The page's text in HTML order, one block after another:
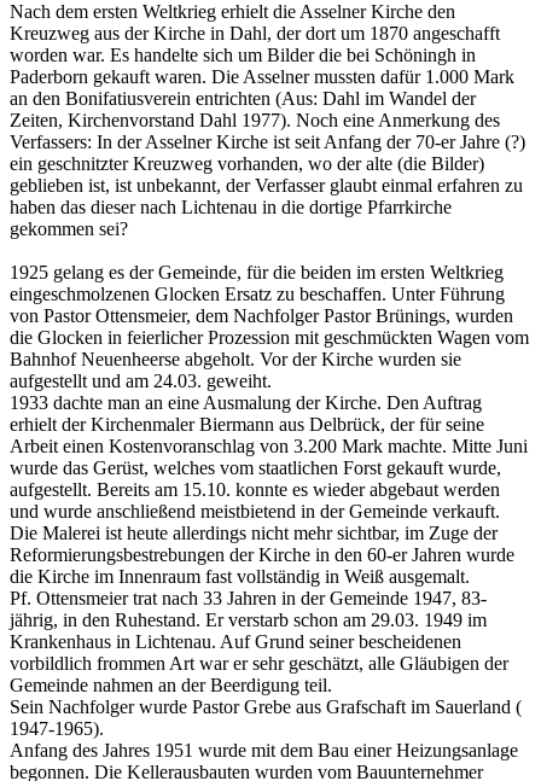
Nach dem ersten Weltkrieg erhielt die Asselner Kirche den
Kreuzweg aus der Kirche in Dahl, der dort um 1870 angeschafft
worden war. Es handelte sich um Bilder die bei Schöningh in
Paderborn gekauft waren. Die Asselner mussten dafür 1.000 Mark
an den Bonifatiusverein entrichten (Aus: Dahl im Wandel der
Zeiten, Kirchenvorstand Dahl 1977). Noch eine Anmerkung des
Verfassers: In der Asselner Kirche ist seit Anfang der 70-er Jahre (?)
ein geschnitzter Kreuzweg vorhanden, wo der alte (die Bilder)
geblieben ist, ist unbekannt, der Verfasser glaubt einmal erfahren zu
haben das dieser nach Lichtenau in die dortige Pfarrkirche
gekommen sei?
1925 gelang es der Gemeinde, für die beiden im ersten Weltkrieg
eingeschmolzenen Glocken Ersatz zu beschaffen. Unter Führung
von Pastor Ottensmeier, dem Nachfolger Pastor Brünings, wurden
die Glocken in feierlicher Prozession mit geschmückten Wagen vom
Bahnhof Neuenheerse abgeholt. Vor der Kirche wurden sie
aufgestellt und am 24.03. geweiht.
1933 dachte man an eine Ausmalung der Kirche. Den Auftrag
erhielt der Kirchenmaler Biermann aus Delbrück, der für seine
Arbeit einen Kostenvoranschlag von 3.200 Mark machte. Mitte Juni
wurde das Gerüst, welches vom staatlichen Forst gekauft wurde,
aufgestellt. Bereits am 15.10. konnte es wieder abgebaut werden
und wurde anschließend meistbietend in der Gemeinde verkauft.
Die Malerei ist heute allerdings nicht mehr sichtbar, im Zuge der
Reformierungsbestrebungen der Kirche in den 60-er Jahren wurde
die Kirche im Innenraum fast vollständig in Weiß ausgemalt.
Pf. Ottensmeier trat nach 33 Jahren in der Gemeinde 1947, 83-
jährig, in den Ruhestand. Er verstarb schon am 29.03. 1949 im
Krankenhaus in Lichtenau. Auf Grund seiner bescheidenen
vorbildlich frommen Art war er sehr geschätzt, alle Gläubigen der
Gemeinde nahmen an der Beerdigung teil.
Sein Nachfolger wurde Pastor Grebe aus Grafschaft im Sauerland (
1947-1965).
Anfang des Jahres 1951 wurde mit dem Bau einer Heizungsanlage
begonnen. Die Kellerausbauten wurden vom Bauunternehmer